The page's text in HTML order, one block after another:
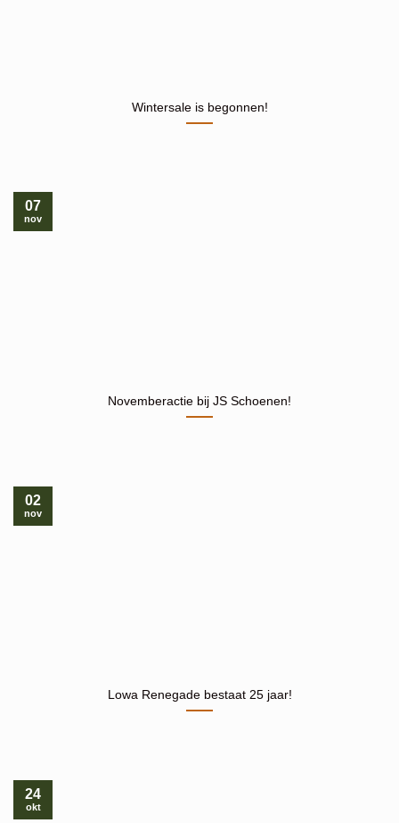
Wintersale is begonnen!
Novemberactie bij JS Schoenen!
07
nov
Lowa Renegade bestaat 25 jaar!
02
nov
24
okt